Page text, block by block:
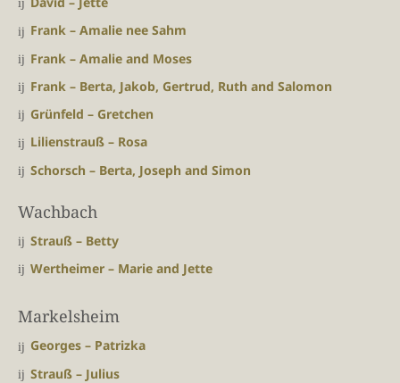
Frank – Amalie nee Sahm
Frank – Amalie and Moses
Frank – Berta, Jakob, Gertrud, Ruth and Salomon
Grünfeld – Gretchen
Lilienstrauß – Rosa
Schorsch – Berta, Joseph and Simon
Wachbach
Strauß – Betty
Wertheimer – Marie and Jette
Markelsheim
Georges – Patrizka
Strauß – Julius